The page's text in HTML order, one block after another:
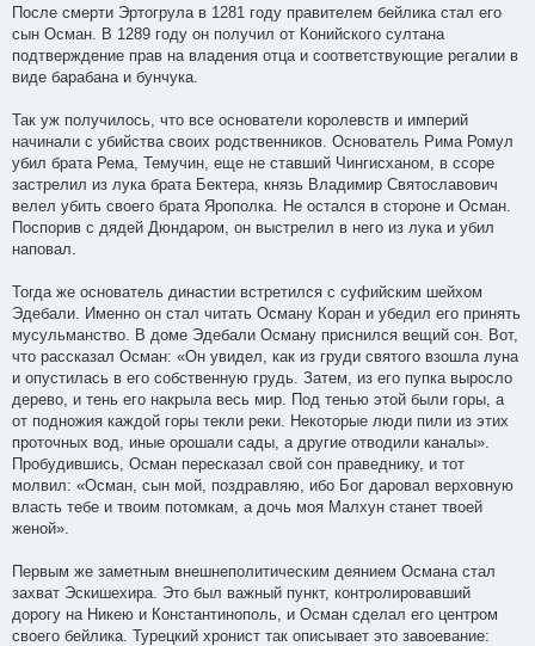
После смерти Эртогрула в 1281 году правителем бейлика стал его
сын Осман. В 1289 году он получил от Конийского султана
подтверждение прав на владения отца и соответствующие регалии в
виде барабана и бунчука.
Так уж получилось, что все основатели королевств и империй
начинали с убийства своих родственников. Основатель Рима Ромул
убил брата Рема, Темучин, еще не ставший Чингисханом, в ссоре
застрелил из лука брата Бектера, князь Владимир Святославович
велел убить своего брата Ярополка. Не остался в стороне и Осман.
Поспорив с дядей Дюндаром, он выстрелил в него из лука и убил
наповал.
Тогда же основатель династии встретился с суфийским шейхом
Эдебали. Именно он стал читать Осману Коран и убедил его принять
мусульманство. В доме Эдебали Осману приснился вещий сон. Вот,
что рассказал Осман: «Он увидел, как из груди святого взошла луна
и опустилась в его собственную грудь. Затем, из его пупка выросло
дерево, и тень его накрыла весь мир. Под тенью этой были горы, а
от подножия каждой горы текли реки. Некоторые люди пили из этих
проточных вод, иные орошали сады, а другие отводили каналы».
Пробудившись, Осман пересказал свой сон праведнику, и тот
молвил: «Осман, сын мой, поздравляю, ибо Бог даровал верховную
власть тебе и твоим потомкам, а дочь моя Малхун станет твоей
женой».
Первым же заметным внешнеполитическим деянием Османа стал
захват Эскишехира. Это был важный пункт, контролировавший
дорогу на Никею и Константинополь, и Осман сделал его центром
своего бейлика. Турецкий хронист так описывает это завоевание: